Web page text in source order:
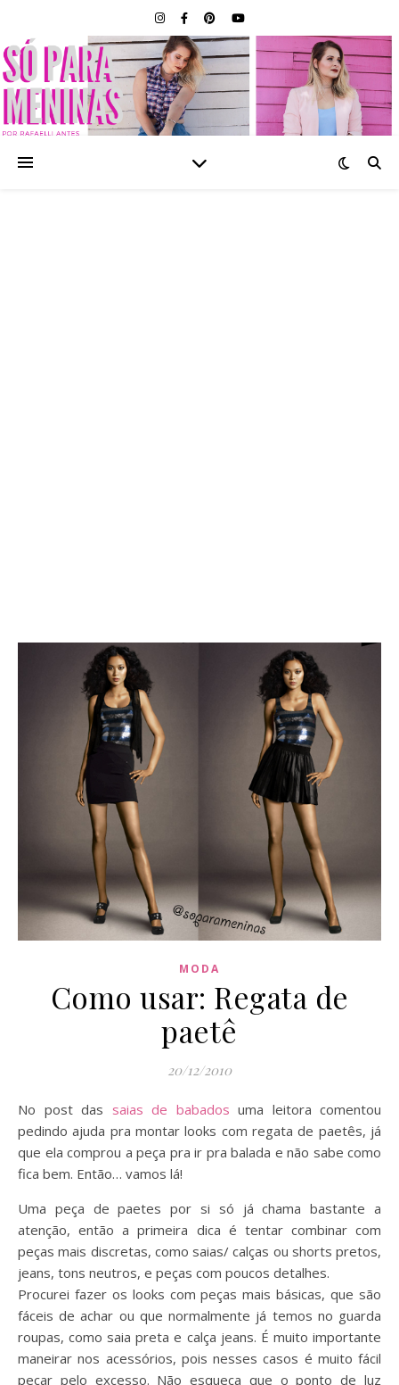
SÓ PARA MENINAS |
BLOG FEMININO POR
RAFAELLI ANTES
MODA
Como usar: Regata de
paetê
20/12/2010
No post das saias de babados uma leitora comentou
pedindo ajuda pra montar looks com regata de paetês, já
que ela comprou a peça pra ir pra balada e não sabe como
fica bem. Então… vamos lá!
Uma peça de paetes por si só já chama bastante a
atenção, então a primeira dica é tentar combinar com
peças mais discretas, como saias/ calças ou shorts pretos,
jeans, tons neutros, e peças com poucos detalhes.
Procurei fazer os looks com peças mais básicas, que são
fáceis de achar ou que normalmente já temos no guarda
roupas, como saia preta e calça jeans. É muito importante
maneirar nos acessórios, pois nesses casos é muito fácil
pecar pelo excesso. Não esqueça que o ponto de luz